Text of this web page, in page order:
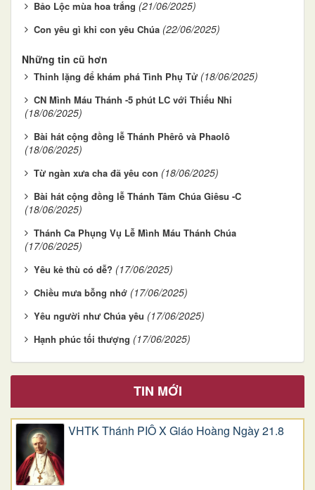
Bảo Lộc mùa hoa trắng (21/06/2025)
Con yêu gì khi con yêu Chúa (22/06/2025)
Những tin cũ hơn
Thinh lặng để khám phá Tình Phụ Tử (18/06/2025)
CN Mình Máu Thánh -5 phút LC với Thiếu Nhi
(18/06/2025)
Bài hát cộng đồng lễ Thánh Phêrô và Phaolô
(18/06/2025)
Từ ngàn xưa cha đã yêu con (18/06/2025)
Bài hát cộng đồng lễ Thánh Tâm Chúa Giêsu -C
(18/06/2025)
Thánh Ca Phụng Vụ Lễ Mình Máu Thánh Chúa
(17/06/2025)
Yêu kẻ thù có dễ? (17/06/2025)
Chiều mưa bỗng nhớ (17/06/2025)
Yêu người như Chúa yêu (17/06/2025)
Hạnh phúc tối thượng (17/06/2025)
TIN MỚI
VHTK Thánh PIÔ X Giáo Hoàng Ngày 21.8